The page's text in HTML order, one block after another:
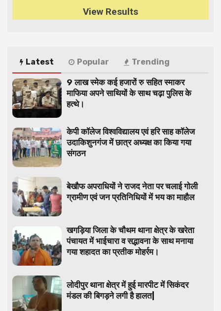
View Results
Latest Popular Trending
9 लाख स्मेक कई हजारों रु सहित स्माकर
माफिया अपने साथियों के साथ चढ़ा पुलिस के
हत्थे।
केपी कॉलेज विश्वविद्यालय एवं हरि साह कॉलेज
उदाकिशुनगंज में छात्र अध्यक्ष का किया गया
संगठन
बेखौफ अपराधियों ने राजद नेता पर चलाई गोली
ग्रामीण एवं जन प्रतिनिधियों में भय का माहौल
खगड़िया जिला के चौथम थाना क्षेत्र के खरेता
पंचायत में भाईचारा व सद्भावना के साथ मनाया
गया शहादत का प्रतीक मोहर्रम।
लोदीपुर थाना क्षेत्र में हुई मारपीट में सिकंदर
मंडल की बिगड़ने लगी है हालत|